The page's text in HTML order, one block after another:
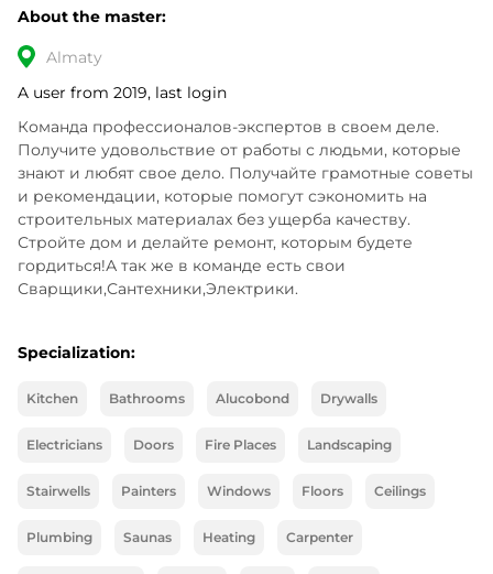
About the master:
Almaty
A user from 2019, last login
Команда профессионалов-экспертов в своем деле.
Получите удовольствие от работы с людьми, которые
знают и любят свое дело. Получайте грамотные советы
и рекомендации, которые помогут сэкономить на
строительных материалах без ущерба качеству.
Стройте дом и делайте ремонт, которым будете
гордиться!А так же в команде есть свои
Сварщики,Сантехники,Электрики.
Specialization:
Kitchen Bathrooms Alucobond Drywalls
Electricians Doors Fire Places Landscaping
Stairwells Painters Windows Floors Ceilings
Plumbing Saunas Heating Carpenter